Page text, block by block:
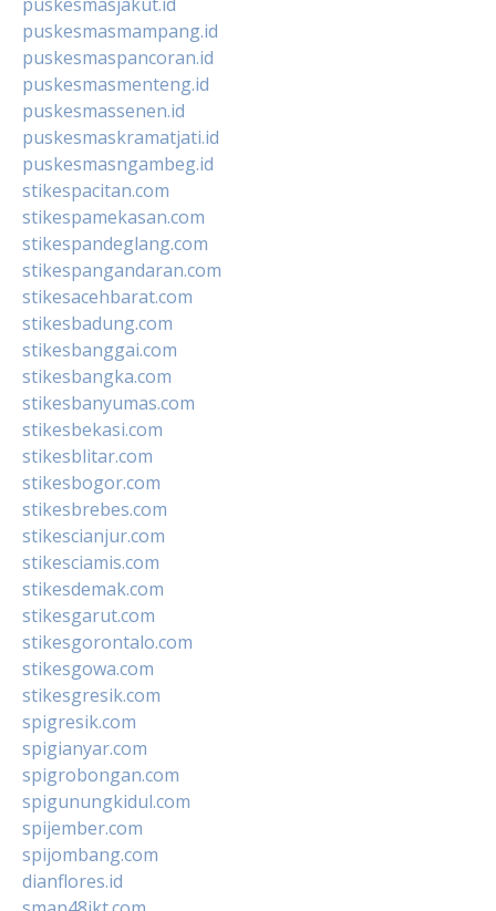
puskesmasmampang.id
puskesmaspancoran.id
puskesmasmenteng.id
puskesmassenen.id
puskesmaskramatjati.id
puskesmasngambeg.id
stikespacitan.com
stikespamekasan.com
stikespandeglang.com
stikespangandaran.com
stikesacehbarat.com
stikesbadung.com
stikesbanggai.com
stikesbangka.com
stikesbanyumas.com
stikesbekasi.com
stikesblitar.com
stikesbogor.com
stikesbrebes.com
stikescianjur.com
stikesciamis.com
stikesdemak.com
stikesgarut.com
stikesgorontalo.com
stikesgowa.com
stikesgresik.com
spigresik.com
spigianyar.com
spigrobongan.com
spigunungkidul.com
spijember.com
spijombang.com
dianflores.id